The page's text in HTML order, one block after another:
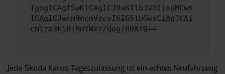
IgogICAgfSwKICAgICJ0aW1lb3V0IjogMCwK
ICAgICJwcm9ncmVzcyI6IG51bGwsCiAgICAi
cmlza3kiOiBmYWxzZQogIH0KfQ==
Jede Škoda Karoq Tageszulassung ist ein echtes Neufahrzeug